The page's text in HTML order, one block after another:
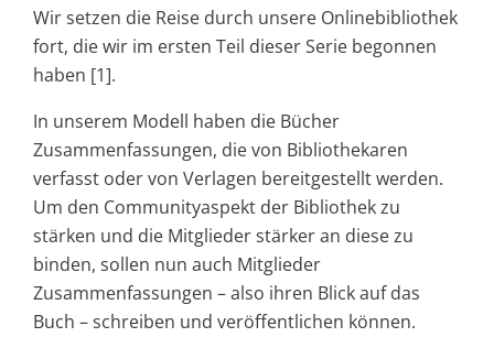
Wir setzen die Reise durch unsere Onlinebibliothek
fort, die wir im ersten Teil dieser Serie begonnen
haben [1].
In unserem Modell haben die Bücher
Zusammenfassungen, die von Bibliothekaren
verfasst oder von Verlagen bereitgestellt werden.
Um den Communityaspekt der Bibliothek zu
stärken und die Mitglieder stärker an diese zu
binden, sollen nun auch Mitglieder
Zusammenfassungen – also ihren Blick auf das
Buch – schreiben und veröffentlichen können.